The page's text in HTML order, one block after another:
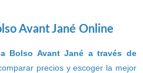
Avant Jané Online
Bolso Avant Jané a través de
precios y escoger la mejor